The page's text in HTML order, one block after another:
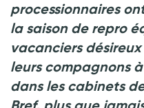
processionnaires
la saison de repro
vacanciers
leurs compagnons
dans les cabinets